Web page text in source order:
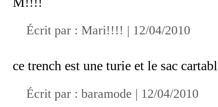
Écrit par : Mari!!!! | 12/04/2010
ce trench est une turie et le sac
Écrit par : baramode | 12/04/2010